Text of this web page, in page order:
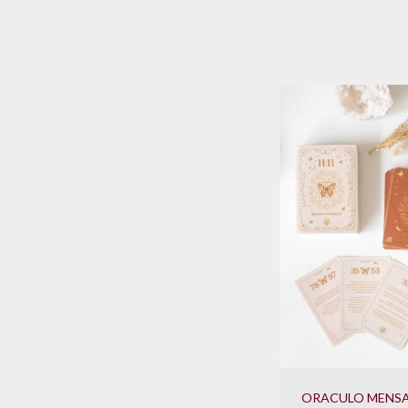
ORACULO